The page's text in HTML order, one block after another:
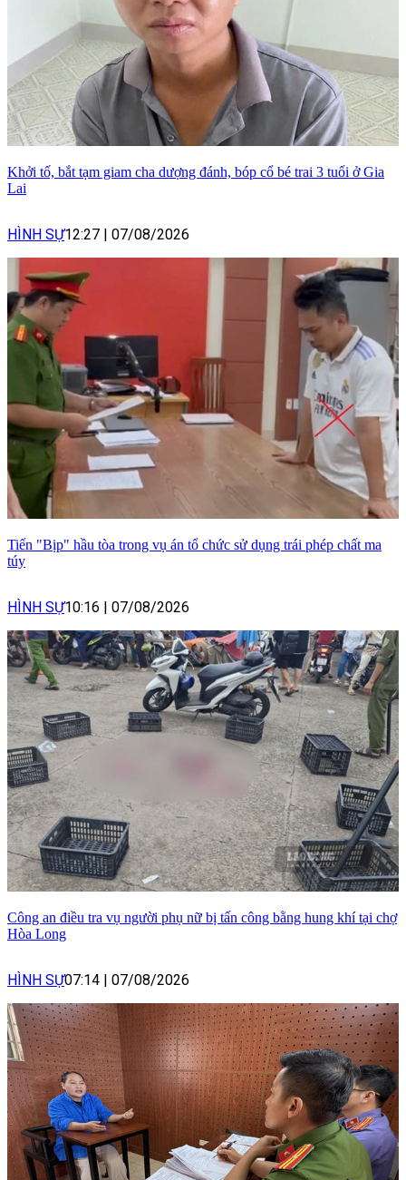
Khởi tố, bắt tạm giam cha dượng đánh, bóp cổ bé trai 3 tuổi ở Gia
Lai
HÌNH SỰ12:27 | 07/08/2026
Tiến "Bịp" hầu tòa trong vụ án tổ chức sử dụng trái phép chất ma
túy
HÌNH SỰ10:16 | 07/08/2026
Công an điều tra vụ người phụ nữ bị tấn công bằng hung khí tại chợ
Hòa Long
HÌNH SỰ07:14 | 07/08/2026